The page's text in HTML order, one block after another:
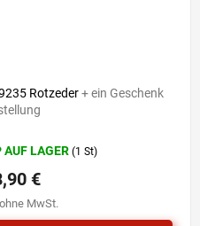
Rotzeder+ ein Geschenk
LAGER (1 St)
MwSt.
€